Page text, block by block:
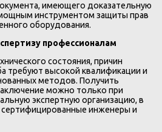
имеющего доказательную
инструментом защиты прав
оборудования.
профессионалам
состояния, причин
требуют высокой квалификации и
методов. Получить
можно только при
экспертную организацию, в
инженеры и